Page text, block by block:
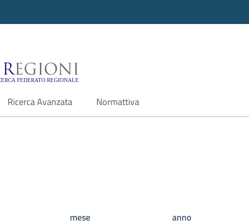
- Motore di ricerca
Ricerca Avanzata Normattiva
mese
anno